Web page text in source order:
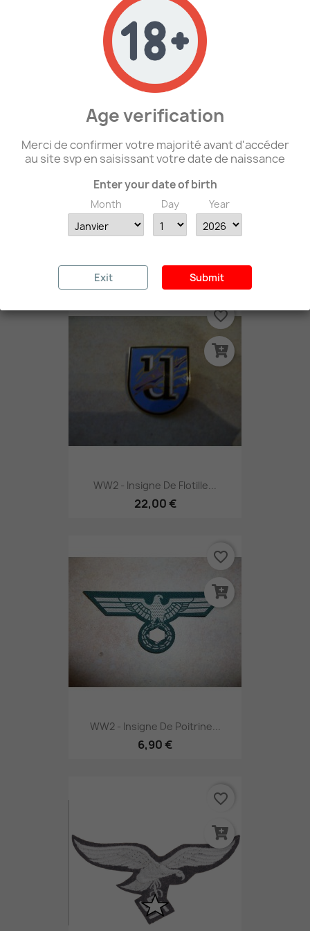
29,00 €27,00 €
18,00 €
WW2 - Insigne De Flotille...
22,00 €
favorite_border
WW2 - Insigne De Poitrine...
6,90 €
favorite_border
favorite_border
Age verification
Merci de confirmer votre majorité avant d'accéder
au site svp en saisissant votre date de naissance
Enter your date of birth
Month Day Year
Exit Submit